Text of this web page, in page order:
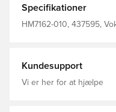
polyester. Personaliser produktet med to bogstaver eller
to tal. Perfekt til initialer
Specifikationer
HM7162-010, 437595,
Kundesupport
Vi er her for at hjælpe